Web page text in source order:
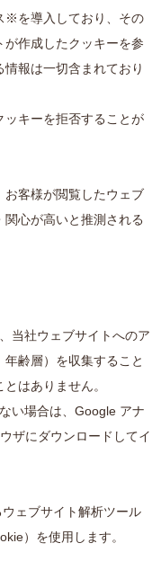
※を導入しており、その
作成したクッキーを参
報は一切含まれており
ッキーを拒否することが
客様が閲覧したウェブ
心が高いと推測される
当社ウェブサイトへのア
齢層）を収集すること
はありません。
い場合は、Google アナ
ザにダウンロードしてイ
ェブサイト解析ツール
）を使用します。